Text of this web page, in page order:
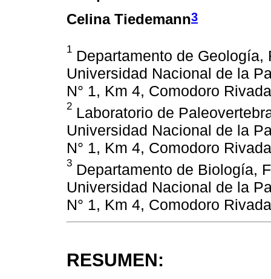
Celina Tiedemann3
1 Departamento de
Universidad Nacional de la
N° 1, Km 4, Comodoro
2 Laboratorio de
Universidad Nacional de la
N° 1, Km 4, Comodoro
3 Departamento de Biología,
Universidad Nacional de la
N° 1, Km 4, Comodoro
RESUMEN: